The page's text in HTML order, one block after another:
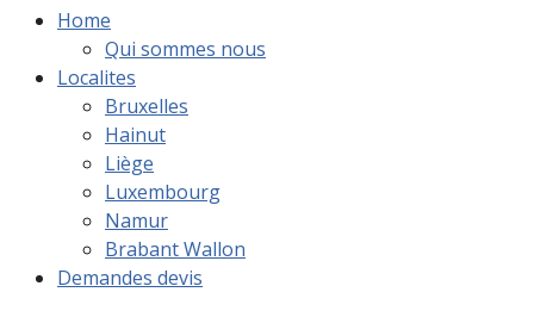
Home
Qui sommes nous
Localites
Bruxelles
Hainut
Liège
Luxembourg
Namur
Brabant Wallon
Demandes devis